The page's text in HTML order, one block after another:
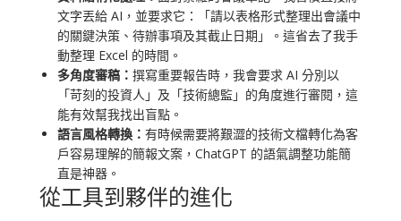
文字丟給 AI，並要求它：「請以表格形式整理出會議中
的關鍵決策、待辦事項及其截止日期」。這省去了我手
動整理 Excel 的時間。
多角度審稿： 撰寫重要報告時，我會要求 AI 分別以
「苛刻的投資人」及「技術總監」的角度進行審閱，這
能有效幫我找出盲點。
語言風格轉換： 有時候需要將艱澀的技術文檔轉化為客
戶容易理解的簡報文案，ChatGPT 的語氣調整功能簡
直是神器。
從工具到夥伴的進化